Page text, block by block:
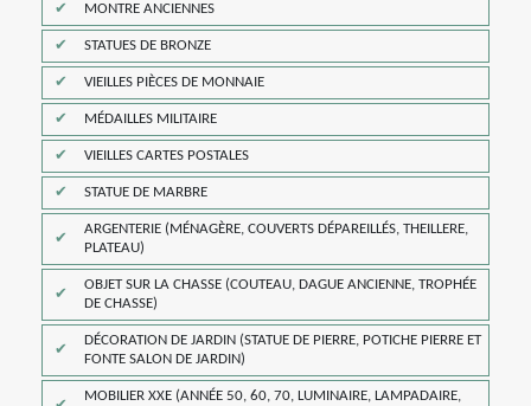
MONTRE ANCIENNES
STATUES DE BRONZE
VIEILLES PIÈCES DE MONNAIE
MÉDAILLES MILITAIRE
VIEILLES CARTES POSTALES
STATUE DE MARBRE
ARGENTERIE (MÉNAGÈRE, COUVERTS DÉPAREILLÉS, THEILLERE,
PLATEAU)
OBJET SUR LA CHASSE (COUTEAU, DAGUE ANCIENNE, TROPHÉE
DE CHASSE)
DÉCORATION DE JARDIN (STATUE DE PIERRE, POTICHE PIERRE ET
FONTE SALON DE JARDIN)
MOBILIER XXE (ANNÉE 50, 60, 70, LUMINAIRE, LAMPADAIRE,